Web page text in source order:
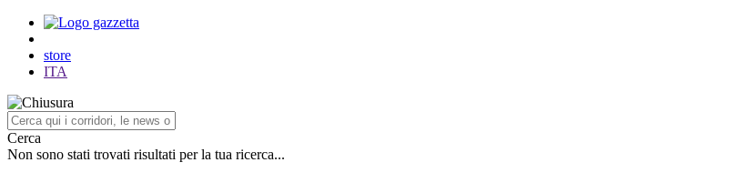
store
ITA
Cerca
Non sono stati trovati risultati per la tua ricerca...